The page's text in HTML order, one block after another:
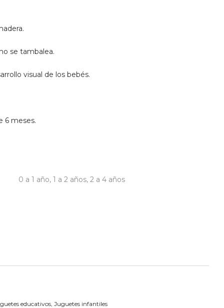
se tambalea.
visual de los bebés.
6 meses.
0 a 1 año, 1 a 2 años, 2 a 4 años
educativos Juguetes infantiles